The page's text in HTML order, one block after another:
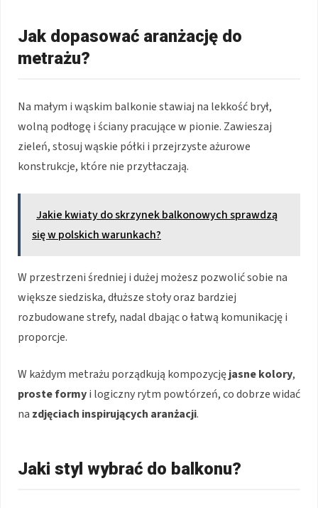
Jak dopasować aranżację do
metrażu?
Na małym i wąskim balkonie stawiaj na lekkość brył,
wolną podłogę i ściany pracujące w pionie. Zawieszaj
zieleń, stosuj wąskie półki i przejrzyste ażurowe
konstrukcje, które nie przytłaczają.
Jakie kwiaty do skrzynek balkonowych sprawdzą
się w polskich warunkach?
W przestrzeni średniej i dużej możesz pozwolić sobie na
większe siedziska, dłuższe stoły oraz bardziej
rozbudowane strefy, nadal dbając o łatwą komunikację i
proporcje.
W każdym metrażu porządkują kompozycjęjasne kolory,
proste formyi logiczny rytm powtórzeń, co dobrze widać
na zdjęciach inspirujących aranżacji.
Jaki styl wybrać do balkonu?